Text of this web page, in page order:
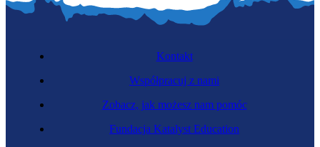
Kontakt
Współpracuj z nami
Zobacz, jak możesz nam pomóc
Fundacja Katalyst Education